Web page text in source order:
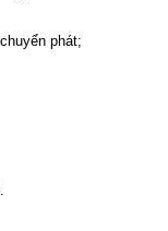
phát;